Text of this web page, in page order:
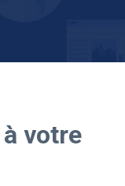
à votre